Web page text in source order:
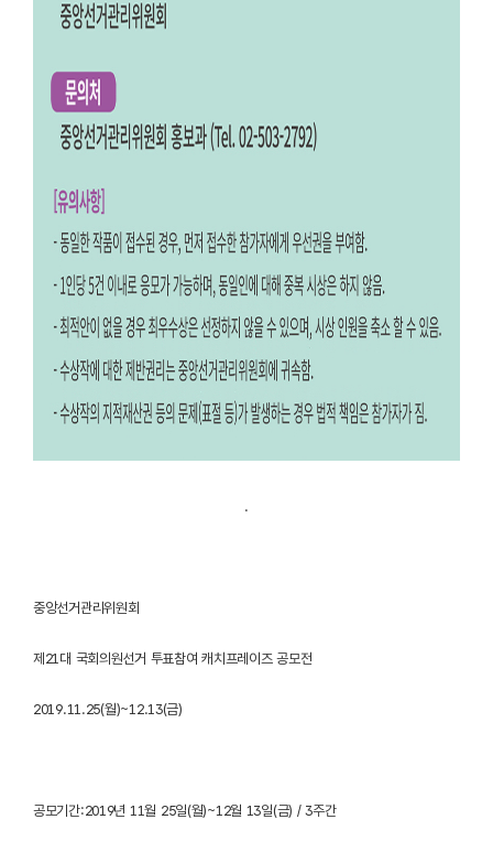
.
중앙선거관리위원회
제21대 국회의원선거 투표참여 캐치프레이즈 공모전
2019.11.25(월)~12.13(금)
공모기간:2019년 11월 25일(월)~12월 13일(금) / 3주간